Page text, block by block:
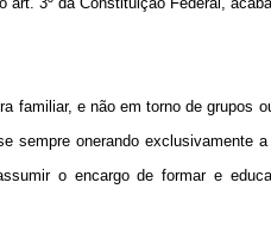
familiar, e não em torno de
sempre onerando exclusivamente
o encargo de formar e